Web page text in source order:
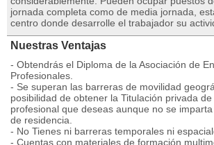
jornada completa como de media jornada,
centro donde desarrolle el trabajador su
Nuestras Ventajas
- Obtendrás el Diploma de la Asociación de
Profesionales.
- Se superan las barreras de movilidad
posibilidad de obtener la Titulación privada
profesional que deseas aunque no se
de residencia.
- No Tienes ni barreras temporales ni
- Cuentas con materiales de formación